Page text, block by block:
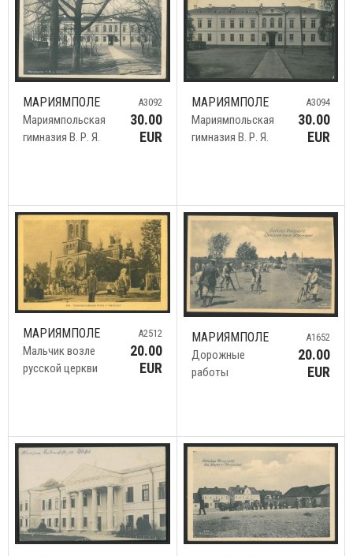
МАРИЯМПОЛЕ
Мариямпольская
гимназия В. Р. Я.
A3092
30.00
EUR
МАРИЯМПОЛЕ
Мариямпольская
гимназия В. Р. Я.
A3094
30.00
EUR
МАРИЯМПОЛЕ
Мальчик возле
русской церкви
A2512
20.00
EUR
МАРИЯМПОЛЕ
Дорожные
работы
A1652
20.00
EUR